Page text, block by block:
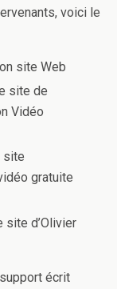
voici le
site Web
site de
Vidéo
site
gratuite
site d’Olivier
écrit